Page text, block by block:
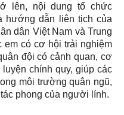
lên, nội dung tổ chức
hướng dẫn liên tịch của
dân Việt Nam và Trung
có cơ hội trải nghiệm
đội có cảnh quan, cơ
chính quy, giúp các
môi trường quân ngũ,
phong của người lính.